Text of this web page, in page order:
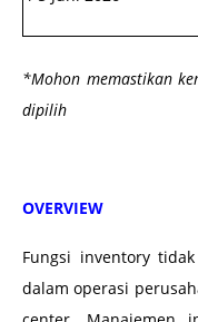
*Mohon memastikan
dipilih
OVERVIEW
Fungsi inventory
dalam operasi